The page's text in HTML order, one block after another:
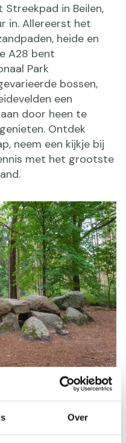
Over
in Beilen,
in. Allereerst het
heide en
A28 bent
Park
bossen,
een
door heen te
Ontdek
neem een kijkje bij
met het grootste
10: Zuidlaren
© Shutterstock)